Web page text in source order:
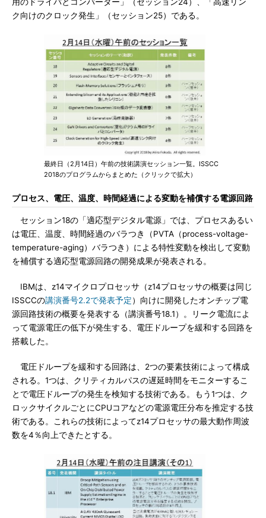
ク向けのクロック発生」（セッション25）である。
最終日（2月14日）午前の技術講演セッション一覧。ISSCC
2018のプログラムからまとめた（クリックで拡大）
プロセス、電圧、温度、時間経過による変動を補償する電源回路
セッション18の「適応型デジタル電源」では、プロセスあるい
は電圧、温度、時間経過のバラつき（PVTA（process-voltage-
temperature-aging）バラつき）による特性変動を検出して変動
を補償する適応型電源回路の開発成果が発表される。
IBMは、z14マイクロプロセッサ（z14プロセッサの概要は同じ
ISSCCの講演番号2.2で発表予定）向けに開発したオンチップ電
源回路技術の概要を発表する（講演番号18.1）。リーク電流によ
って電源電圧の低下が発生する、電圧ドループを緩和する回路を
搭載した。
電圧ドループを緩和する回路は、2つの要素技術によって構成
される。1つは、クリティカルパスの遅延時間をモニターするこ
とで電圧ドループの発生を検知する技術である。もう1つは、ク
ロックサイクルごとにCPUコアなどの電源電圧分布を推定する技
術である。これらの技術によってz14プロセッサの最大動作周波
数を4％向上できたとする。